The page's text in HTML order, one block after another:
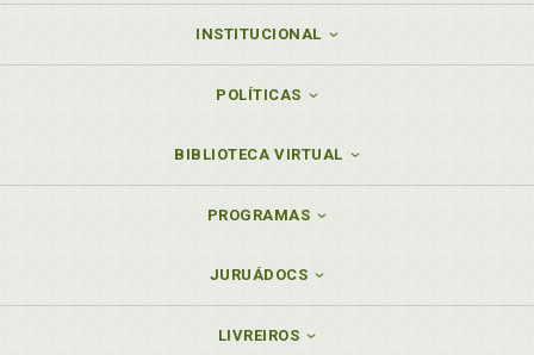
INSTITUCIONAL
POLÍTICAS
BIBLIOTECA VIRTUAL
PROGRAMAS
JURUÁDOCS
LIVREIROS